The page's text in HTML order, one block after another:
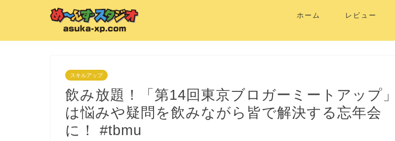
ホーム レビュー
スキルアップ
飲み放題！「第14回東京ブロガーミートアップ」
は悩みや疑問を飲みながら皆で解決する忘年会
に！ #tbmu